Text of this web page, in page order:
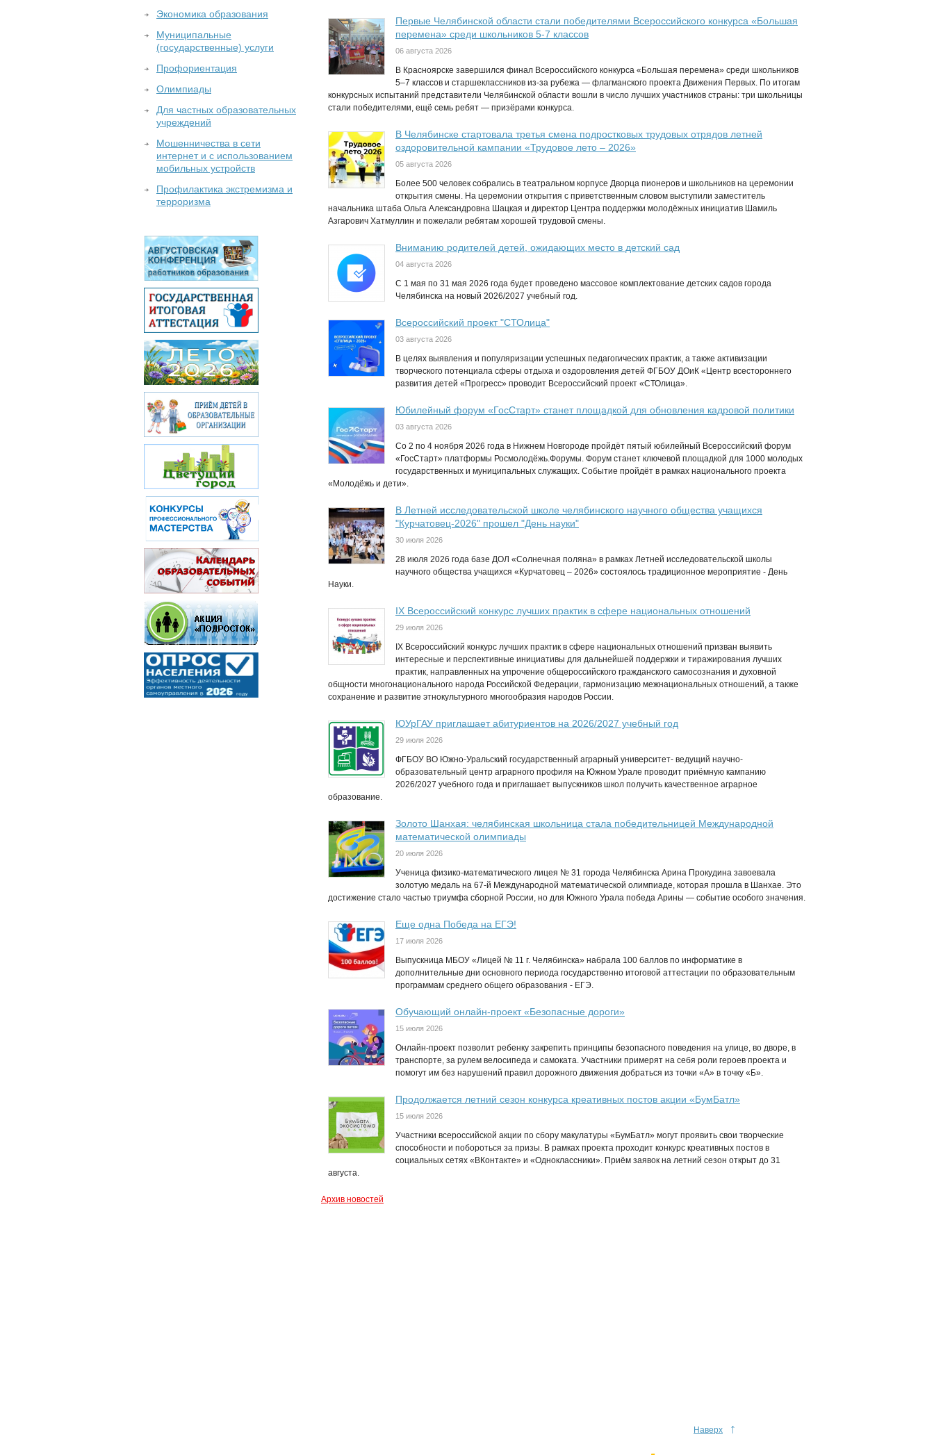
Первые Челябинской области стали победителями Всероссийского конкурса «Большая
перемена» среди школьников 5-7 классов
06 августа 2026
В Красноярске завершился финал Всероссийского конкурса «Большая перемена» среди школьников
5–7 классов и старшеклассников из-за рубежа — флагманского проекта Движения Первых. По итогам
конкурсных испытаний представители Челябинской области вошли в число лучших участников страны: три школьницы
стали победителями, ещё семь ребят — призёрами конкурса.
В Челябинске стартовала третья смена подростковых трудовых отрядов летней
оздоровительной кампании «Трудовое лето – 2026»
05 августа 2026
Более 500 человек собрались в театральном корпусе Дворца пионеров и школьников на церемонии
открытия смены. На церемонии открытия с приветственным словом выступили заместитель
начальника штаба Ольга Александровна Шацкая и директор Центра поддержки молодёжных инициатив Шамиль
Азгарович Хатмуллин и пожелали ребятам хорошей трудовой смены.
Вниманию родителей детей, ожидающих место в детский сад
04 августа 2026
C 1 мая по 31 мая 2026 года будет проведено массовое комплектование детских садов города
Челябинска на новый 2026/2027 учебный год.
Всероссийский проект "СТОлица"
03 августа 2026
В целях выявления и популяризации успешных педагогических практик, а также активизации
творческого потенциала сферы отдыха и оздоровления детей ФГБОУ ДОиК «Центр всестороннего
развития детей «Прогресс» проводит Всероссийский проект «СТОлица».
Юбилейный форум «ГосСтарт» станет площадкой для обновления кадровой политики
03 августа 2026
Со 2 по 4 ноября 2026 года в Нижнем Новгороде пройдёт пятый юбилейный Всероссийский форум
«ГосСтарт» платформы Росмолодёжь.Форумы. Форум станет ключевой площадкой для 1000 молодых
государственных и муниципальных служащих. Событие пройдёт в рамках национального проекта
«Молодёжь и дети».
В Летней исследовательской школе челябинского научного общества учащихся
"Курчатовец-2026" прошел "День науки"
30 июля 2026
28 июля 2026 года базе ДОЛ «Солнечная поляна» в рамках Летней исследовательской школы
научного общества учащихся «Курчатовец – 2026» состоялось традиционное мероприятие - День
Науки.
IХ Всероссийский конкурс лучших практик в сфере национальных отношений
29 июля 2026
IX Всероссийский конкурс лучших практик в сфере национальных отношений призван выявить
интересные и перспективные инициативы для дальнейшей поддержки и тиражирования лучших
практик, направленных на упрочение общероссийского гражданского самосознания и духовной
общности многонационального народа Российской Федерации, гармонизацию межнациональных отношений, а также
сохранение и развитие этнокультурного многообразия народов России.
ЮУрГАУ приглашает абитуриентов на 2026/2027 учебный год
29 июля 2026
ФГБОУ ВО Южно-Уральский государственный аграрный университет- ведущий научно-
образовательный центр аграрного профиля на Южном Урале проводит приёмную кампанию
2026/2027 учебного года и приглашает выпускников школ получить качественное аграрное
образование.
Золото Шанхая: челябинская школьница стала победительницей Международной
математической олимпиады
20 июля 2026
Ученица физико-математического лицея № 31 города Челябинска Арина Прокудина завоевала
золотую медаль на 67-й Международной математической олимпиаде, которая прошла в Шанхае. Это
достижение стало частью триумфа сборной России, но для Южного Урала победа Арины — событие особого значения.
Еще одна Победа на ЕГЭ!
17 июля 2026
Выпускница МБОУ «Лицей № 11 г. Челябинска» набрала 100 баллов по информатике в
дополнительные дни основного периода государственно итоговой аттестации по образовательным
программам среднего общего образования - ЕГЭ.
Обучающий онлайн-проект «Безопасные дороги»
15 июля 2026
Онлайн-проект позволит ребенку закрепить принципы безопасного поведения на улице, во дворе, в
транспорте, за рулем велосипеда и самоката. Участники примерят на себя роли героев проекта и
помогут им без нарушений правил дорожного движения добраться из точки «А» в точку «Б».
Продолжается летний сезон конкурса креативных постов акции «БумБатл»
15 июля 2026
Участники всероссийской акции по сбору макулатуры «БумБатл» могут проявить свои творческие
способности и побороться за призы. В рамках проекта проходит конкурс креативных постов в
социальных сетях «ВКонтакте» и «Одноклассники». Приём заявок на летний сезон открыт до 31
августа.
Архив новостей
Экономика образования
Муниципальные
(государственные) услуги
Профориентация
Олимпиады
Для частных образовательных
учреждений
Мошенничества в сети
интернет и с использованием
мобильных устройств
Профилактика экстремизма и
терроризма
Наверх ↑